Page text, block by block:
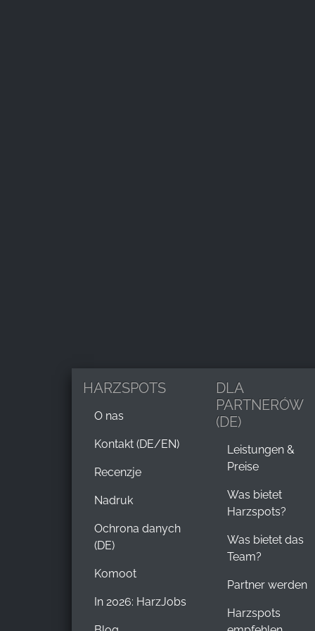
HARZSPOTS
O nas
Kontakt (DE/EN)
Recenzje
Nadruk
Ochrona danych
(DE)
Komoot
In 2026: HarzJobs
DLA
PARTNERÓW
(DE)
Leistungen &
Preise
Was bietet
Harzspots?
Was bietet das
Team?
Partner werden
Harzspots